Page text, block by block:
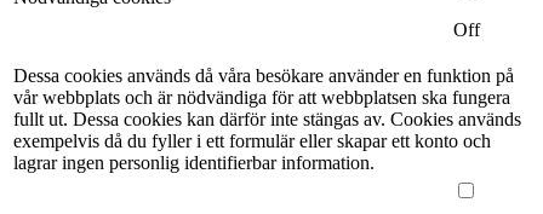
Off
Dessa cookies används då våra besökare använder en funktion på
vår webbplats och är nödvändiga för att webbplatsen ska fungera
fullt ut. Dessa cookies kan därför inte stängas av. Cookies används
exempelvis då du fyller i ett formulär eller skapar ett konto och
lagrar ingen personlig identifierbar information.